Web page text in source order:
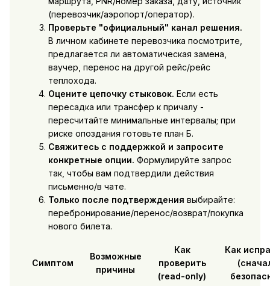
(перевозчик/аэропорт/оператор).
Проверьте "официальный" канал решения.
В личном кабинете перевозчика посмотрите,
предлагается ли автоматическая замена,
ваучер, перенос на другой рейс/рейс
теплохода.
Оцените цепочку стыковок. Если есть
пересадка или трансфер к причалу -
пересчитайте минимальные интервалы; при
риске опоздания готовьте план Б.
Свяжитесь с поддержкой и запросите
конкретные опции. Формулируйте запрос
так, чтобы вам подтвердили действия
письменно/в чате.
Только после подтверждения выбирайте:
перебронирование/перенос/возврат/покупка
нового билета.
Симптом
Возможные
причины
Как
проверить
(read-only)
Как